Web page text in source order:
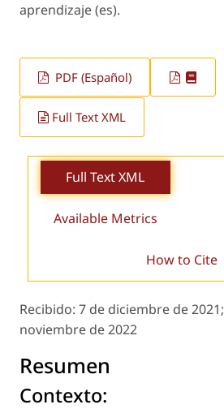
aprendizaje (es).
PDF (Español)
Full Text XML
Full Text XML
Available Metrics
How to Cite
Recibido: 7 de diciembre de 2021;
noviembre de 2022
Resumen
Contexto: